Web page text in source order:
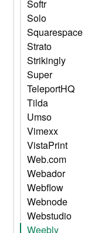
Softr
Solo
Squarespace
Strato
Strikingly
Super
TeleportHQ
Tilda
Umso
Vimexx
VistaPrint
Web.com
Webador
Webflow
Webnode
Webstudio
Weebly